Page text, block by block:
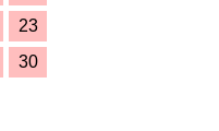
23
30